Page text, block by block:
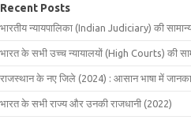
Recent Posts
भारतीय न्यायपालिका (Indian Judiciary) की
भारत के सभी उच्च न्यायालयों (High Courts) की
राजस्थान के नए जिले (2024) : आसान भाषा में
भारत के सभी राज्य और उनकी राजधानी (2022)